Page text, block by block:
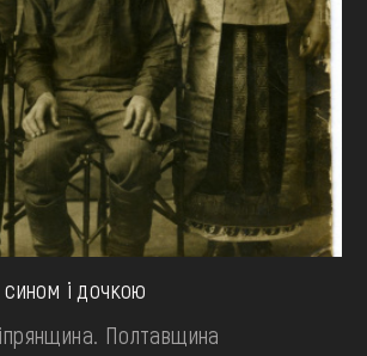
і дочкою
Полтавщина